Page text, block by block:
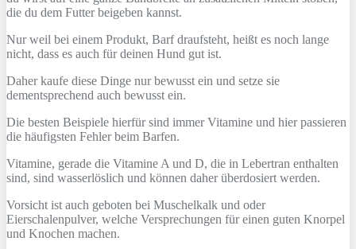
die du dem Futter beigeben kannst.
Nur weil bei einem Produkt, Barf draufsteht, heißt es noch lange
nicht, dass es auch für deinen Hund gut ist.
Daher kaufe diese Dinge nur bewusst ein und setze sie
dementsprechend auch bewusst ein.
Die besten Beispiele hierfür sind immer Vitamine und hier passieren
die häufigsten Fehler beim Barfen.
Vitamine, gerade die Vitamine A und D, die in Lebertran enthalten
sind, sind wasserlöslich und können daher überdosiert werden.
Vorsicht ist auch geboten bei Muschelkalk und oder
Eierschalenpulver, welche Versprechungen für einen guten Knorpel
und Knochen machen.